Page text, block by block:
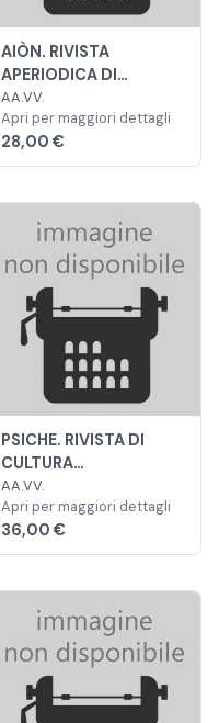
AIÒN. RIVISTA
APERIODICA DI
FILOSOFIA ERMETICA
AA.VV.
Apri per maggiori dettagli
28,00 €
PSICHE. RIVISTA DI
CULTURA
PSICOANALITICA
AA.VV.
Apri per maggiori dettagli
36,00 €